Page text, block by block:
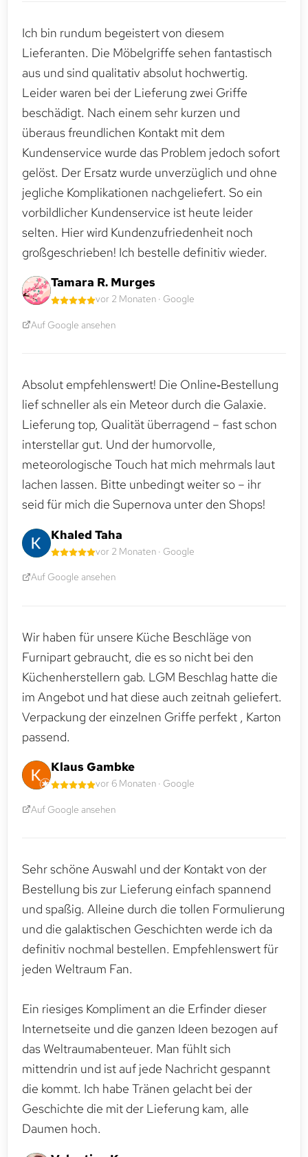
Ich bin rundum begeistert von diesem
Lieferanten. Die Möbelgriffe sehen fantastisch
aus und sind qualitativ absolut hochwertig.
Leider waren bei der Lieferung zwei Griffe
beschädigt. Nach einem sehr kurzen und
überaus freundlichen Kontakt mit dem
Kundenservice wurde das Problem jedoch sofort
gelöst. Der Ersatz wurde unverzüglich und ohne
jegliche Komplikationen nachgeliefert. So ein
vorbildlicher Kundenservice ist heute leider
selten. Hier wird Kundenzufriedenheit noch
großgeschrieben! Ich bestelle definitiv wieder.
Tamara R. Murges
vor 2 Monaten · Google
Auf Google ansehen
Absolut empfehlenswert! Die Online‑Bestellung
lief schneller als ein Meteor durch die Galaxie.
Lieferung top, Qualität überragend – fast schon
interstellar gut. Und der humorvolle,
meteorologische Touch hat mich mehrmals laut
lachen lassen. Bitte unbedingt weiter so – ihr
seid für mich die Supernova unter den Shops!
Khaled Taha
vor 2 Monaten · Google
Auf Google ansehen
Wir haben für unsere Küche Beschläge von
Furnipart gebraucht, die es so nicht bei den
Küchenherstellern gab. LGM Beschlag hatte die
im Angebot und hat diese auch zeitnah geliefert.
Verpackung der einzelnen Griffe perfekt , Karton
passend.
Klaus Gambke
vor 6 Monaten · Google
Auf Google ansehen
Sehr schöne Auswahl und der Kontakt von der
Bestellung bis zur Lieferung einfach spannend
und spaßig. Alleine durch die tollen Formulierung
und die galaktischen Geschichten werde ich da
definitiv nochmal bestellen. Empfehlenswert für
jeden Weltraum Fan.
Ein riesiges Kompliment an die Erfinder dieser
Internetseite und die ganzen Ideen bezogen auf
das Weltraumabenteuer. Man fühlt sich
mittendrin und ist auf jede Nachricht gespannt
die kommt. Ich habe Tränen gelacht bei der
Geschichte die mit der Lieferung kam, alle
Daumen hoch.